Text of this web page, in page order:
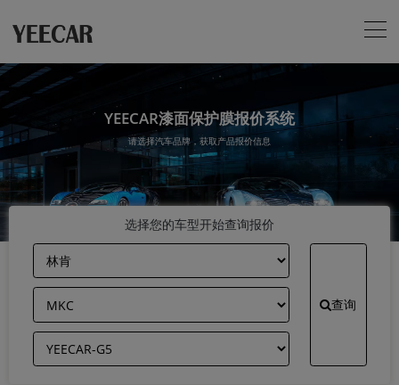
YEECAR漆面保护膜报价系统
请选择汽车品牌，获取产品报价信息
选择您的车型开始查询报价
查询